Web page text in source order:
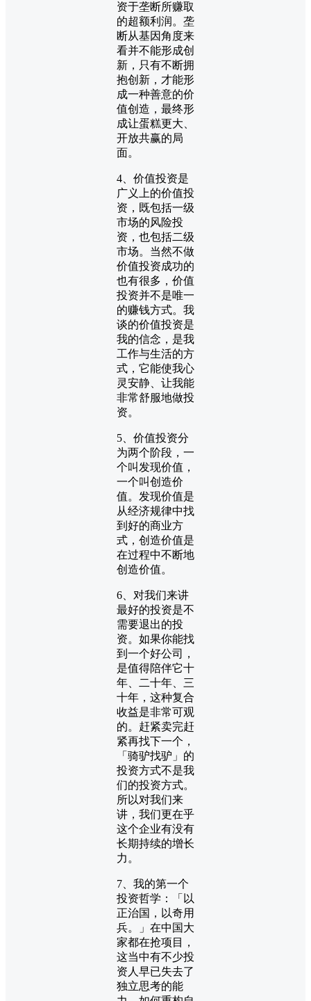
资于垄断所赚取
的超额利润。垄
断从基因角度来
看并不能形成创
新，只有不断拥
抱创新，才能形
成一种善意的价
值创造，最终形
成让蛋糕更大、
开放共赢的局
面。
4、价值投资是
广义上的价值投
资，既包括一级
市场的风险投
资，也包括二级
市场。当然不做
价值投资成功的
也有很多，价值
投资并不是唯一
的赚钱方式。我
谈的价值投资是
我的信念，是我
工作与生活的方
式，它能使我心
灵安静、让我能
非常舒服地做投
资。
5、价值投资分
为两个阶段，一
个叫发现价值，
一个叫创造价
值。发现价值是
从经济规律中找
到好的商业方
式，创造价值是
在过程中不断地
创造价值。
6、对我们来讲
最好的投资是不
需要退出的投
资。如果你能找
到一个好公司，
是值得陪伴它十
年、二十年、三
十年，这种复合
收益是非常可观
的。赶紧卖完赶
紧再找下一个，
「骑驴找驴」的
投资方式不是我
们的投资方式。
所以对我们来
讲，我们更在乎
这个企业有没有
长期持续的增长
力。
7、我的第一个
投资哲学：「以
正治国，以奇用
兵。」在中国大
家都在抢项目，
这当中有不少投
资人早已失去了
独立思考的能